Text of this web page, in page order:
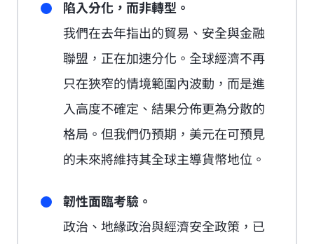
陷入分化，而非轉型。
我們在去年指出的貿易、安全與金融
聯盟，正在加速分化。全球經濟不再
只在狹窄的情境範圍內波動，而是進
入高度不確定、結果分佈更為分散的
格局。但我們仍預期，美元在可預見
的未來將維持其全球主導貨幣地位。
韌性面臨考驗。
政治、地緣政治與經濟安全政策，已